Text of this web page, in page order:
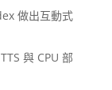
做出互動式
與 CPU 部